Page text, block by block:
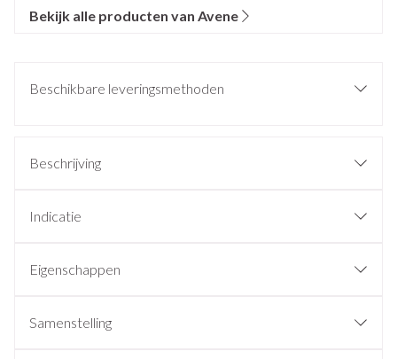
Bekijk alle producten van Avene
Beschikbare leveringsmethoden
Beschrijving
Indicatie
Eigenschappen
Samenstelling